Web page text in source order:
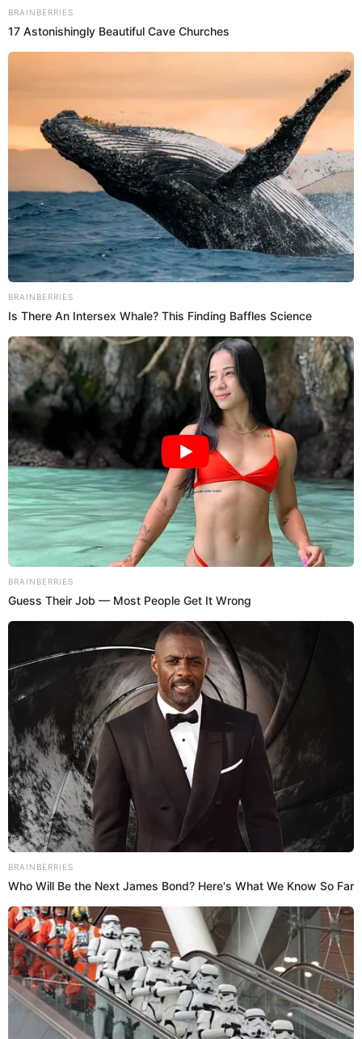
madre de su única hija, Cazzu, a pocos meses de haberse
convertido en padres. ¿Cuál fue el motivo?
Viviana Regalado
13 Nov 2023 | 10:33 h
Belinda lloró al encontrarse con sus compañeros
de 'Amigos por siempre' y 'Cómplices al rescate'
La cantante Belinda se reencontró con sus excompañero de
telenovelas infantiles en la edición especial ‘2000sxSiempre’ en
Guadalajara. No pudo contener la emoción.
Isabel Gonzalez
Belinda